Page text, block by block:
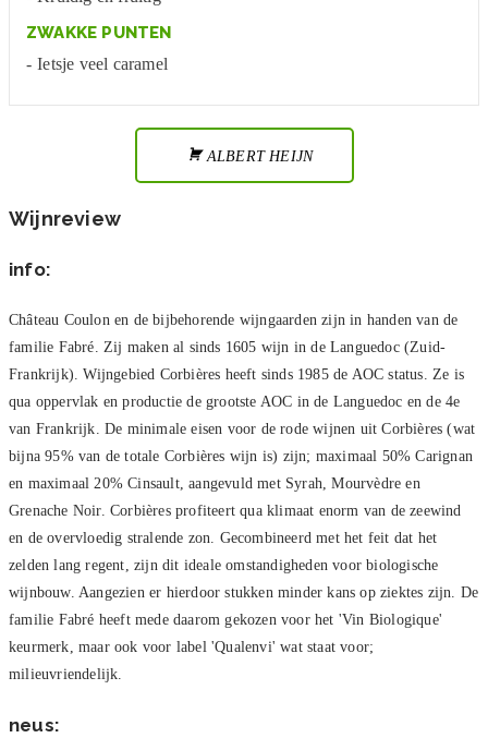
ZWAKKE PUNTEN
Ietsje veel caramel
ALBERT HEIJN
Wijnreview
info:
Château Coulon en de bijbehorende wijngaarden zijn in handen van de
familie Fabré. Zij maken al sinds 1605 wijn in de Languedoc (Zuid-
Frankrijk). Wijngebied Corbières heeft sinds 1985 de AOC status. Ze is
qua oppervlak en productie de grootste AOC in de Languedoc en de 4e
van Frankrijk. De minimale eisen voor de rode wijnen uit Corbières (wat
bijna 95% van de totale Corbières wijn is) zijn; maximaal 50% Carignan
en maximaal 20% Cinsault, aangevuld met Syrah, Mourvèdre en
Grenache Noir. Corbières profiteert qua klimaat enorm van de zeewind
en de overvloedig stralende zon. Gecombineerd met het feit dat het
zelden lang regent, zijn dit ideale omstandigheden voor biologische
wijnbouw. Aangezien er hierdoor stukken minder kans op ziektes zijn. De
familie Fabré heeft mede daarom gekozen voor het 'Vin Biologique'
keurmerk, maar ook voor label 'Qualenvi' wat staat voor;
milieuvriendelijk.
neus: